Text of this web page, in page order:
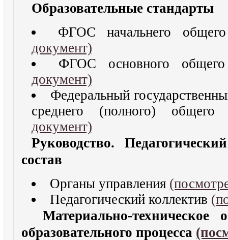
Образовательные стандарты
ФГОС начальнего
документ)
ФГОС основного
документ)
Федеральный
среднего (полного)
документ)
Руководство.
состав
Органы управления
Педагогический коллектив
Материально-техническое
образовательного процесса